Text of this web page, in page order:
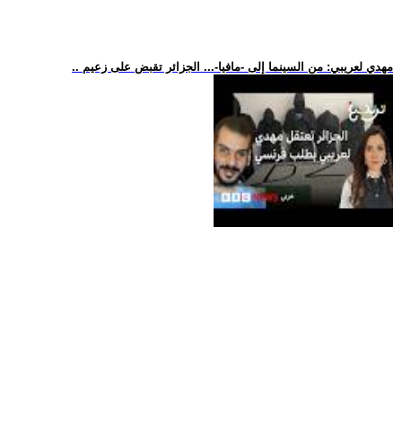
.. مهدي لعريبي: من السينما إلى -مافيا-... الجزائر تقبض على زعيم